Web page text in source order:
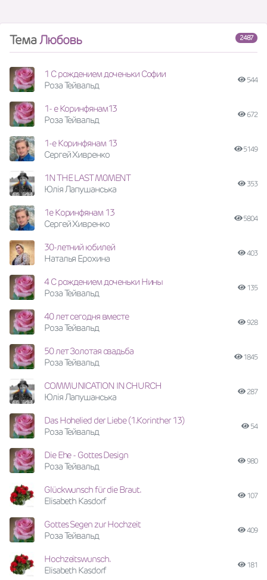
ТемаЛюбовь 2487
1 С рождением доченьки Софии
Роза Тейвальд
544
1- е Коринфянам13
Роза Тейвальд
672
1-е Коринфянам 13
Сергей Хивренко
5149
1N THE LAST M0MENT
Юлія Лапушанська
353
1е Коринфянам 13
Сергей Хивренко
5804
30-летний юбилей
Наталья Ерохина
403
4 С рождением доченьки Нины
Роза Тейвальд
135
40 лет сегодня вместе
Роза Тейвальд
928
50 лет Золотая свадьба
Роза Тейвальд
1845
COMMUNICATION IN CHURCH
Юлія Лапушанська
287
Das Hohelied der Liebe (1.Korinther 13)
Роза Тейвальд
54
Die Ehe - Gottes Design
Роза Тейвальд
980
Glückwunsch für die Braut.
Elisabeth Kasdorf
107
Gottes Segen zur Hochzeit
Роза Тейвальд
409
Hochzeitswunsch.
Elisabeth Kasdorf
181